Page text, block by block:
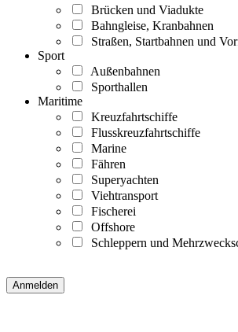
Brücken und Viadukte
Bahngleise, Kranbahnen
Straßen, Startbahnen und
Sport
Außenbahnen
Sporthallen
Maritime
Kreuzfahrtschiffe
Flusskreuzfahrtschiffe
Marine
Fähren
Superyachten
Viehtransport
Fischerei
Offshore
Schleppern und